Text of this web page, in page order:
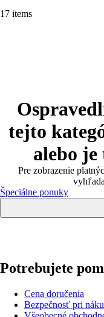
17 items
tejto
alebo
Pre zobrazenie
Špeciálne ponuky
Potrebujete
Cena doručenia
Bezpečnosť pri